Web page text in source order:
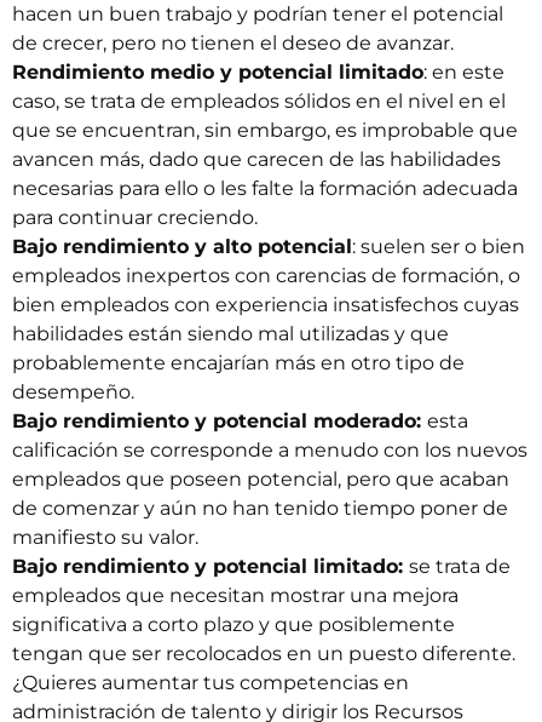
hacen un buen trabajo y podrían tener el potencial
de crecer, pero no tienen el deseo de avanzar.
Rendimiento medio y potencial limitado: en este
caso, se trata de empleados sólidos en el nivel en el
que se encuentran, sin embargo, es improbable que
avancen más, dado que carecen de las habilidades
necesarias para ello o les falte la formación adecuada
para continuar creciendo.
Bajo rendimiento y alto potencial: suelen ser o bien
empleados inexpertos con carencias de formación, o
bien empleados con experiencia insatisfechos cuyas
habilidades están siendo mal utilizadas y que
probablemente encajarían más en otro tipo de
desempeño.
Bajo rendimiento y potencial moderado: esta
calificación se corresponde a menudo con los nuevos
empleados que poseen potencial, pero que acaban
de comenzar y aún no han tenido tiempo poner de
manifiesto su valor.
Bajo rendimiento y potencial limitado: se trata de
empleados que necesitan mostrar una mejora
significativa a corto plazo y que posiblemente
tengan que ser recolocados en un puesto diferente.
¿Quieres aumentar tus competencias en
administración de talento y dirigir los Recursos